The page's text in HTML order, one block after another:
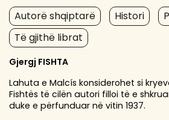
Autorë shqiptarë Histori
Të gjithë librat
Gjergj FISHTA
Lahuta e Malcís konsiderohet si
Fishtës të cilën autori filloi të e
duke e përfunduar në vitin 1937.